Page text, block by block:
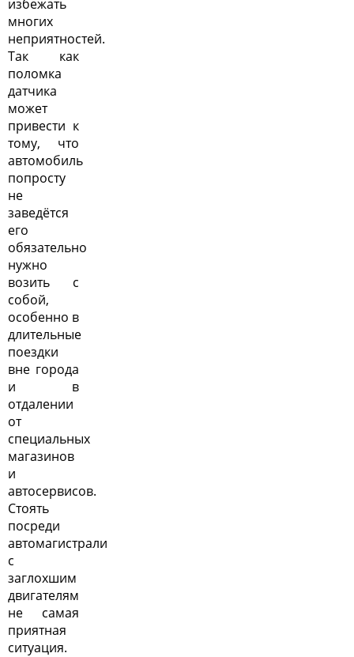
избежать
многих
неприятностей.
Так как
поломка
датчика
может
привести к
тому, что
автомобиль
попросту
не
заведётся
его
обязательно
нужно
возить с
собой,
особенно в
длительные
поездки
вне города
и в
отдалении
от
специальных
магазинов
и
автосервисов.
Стоять
посреди
автомагистрали
с
заглохшим
двигателям
не самая
приятная
ситуация.